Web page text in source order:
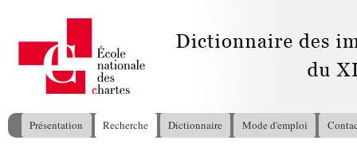
Menu principal
Présentation Recherche Dictionnaire Mode d'emploi